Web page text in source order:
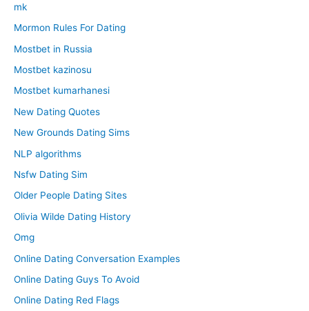
mk
Mormon Rules For Dating
Mostbet in Russia
Mostbet kazinosu
Mostbet kumarhanesi
New Dating Quotes
New Grounds Dating Sims
NLP algorithms
Nsfw Dating Sim
Older People Dating Sites
Olivia Wilde Dating History
Omg
Online Dating Conversation Examples
Online Dating Guys To Avoid
Online Dating Red Flags